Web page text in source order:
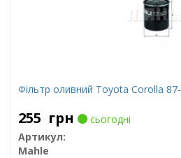
Фільтр оливний Toyota Corolla
255 грн
сьогодні
Артикул:
Mahle